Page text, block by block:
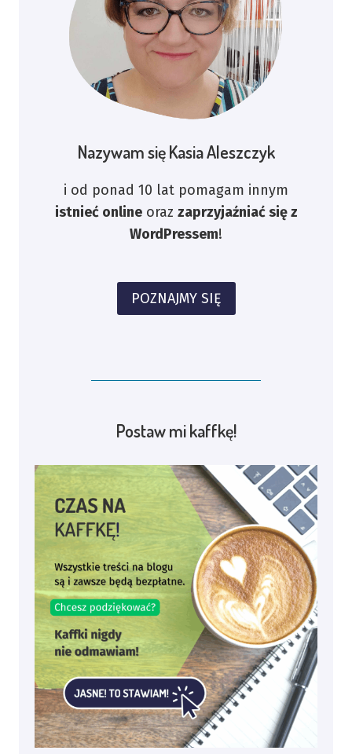
Nazywam się Kasia Aleszczyk
i od ponad 10 lat pomagam innym
istnieć onlineoraz zaprzyjaźniać się z
WordPressem!
POZNAJMY SIĘ
Postaw mi kaffkę!